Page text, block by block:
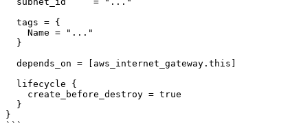
}
```